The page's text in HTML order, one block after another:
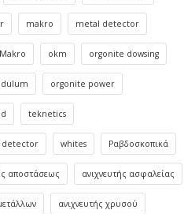
makro metal detector
okm orgonite dowsing
orgonite power
teknetics
whites Ραβδοσκοπικά
αποστάσεως ανιχνευτής ασφαλείας
ανιχνευτής χρυσού